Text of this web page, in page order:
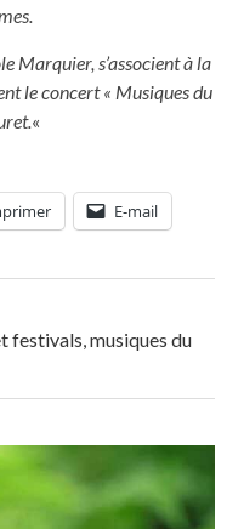
Marquier, s’associent à la
le concert « Musiques du
«
E-mail
festivals,musiques du